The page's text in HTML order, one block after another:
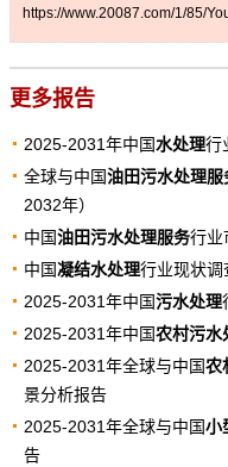
https://www.20087.com/1/85/
更多报告
2025-2031年中国水处理行
全球与中国油田污水处理服
2032年）
中国油田污水处理服务行业
中国凝结水处理行业现状调
2025-2031年中国污水处理
2025-2031年中国农村污水
2025-2031年全球与中国农
景分析报告
2025-2031年全球与中国小
告